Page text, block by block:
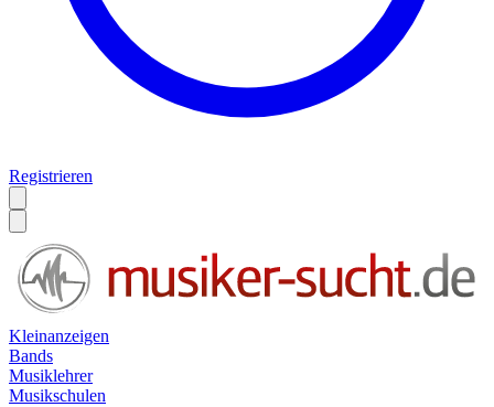
Registrieren
Kleinanzeigen
Bands
Musiklehrer
Musikschulen